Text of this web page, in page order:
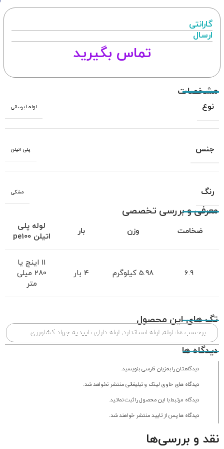
گارانتی
ارسال
تماس بگیرید
مشخصات
نوع لوله آبرسانی
جنس پلی اتیلن
رنگ مشکی
معرفی و بررسی تخصصی
ضخامت وزن بار
لوله پلی
اتیلنpe100
6.9 5.98 کیلوگرم 4 بار
11 اینچ یا
280 میلی
متر
تگ های این محصول
برچسب ها: لوله, لوله استاندارد, لوله دارای تاییدیه جهاد کشاورزی
دیدگاه ها
دیدگاهتان را به زبان فارسی بنویسید.
دیدگاه های حاوی لینک و تبلیغاتی منتشر نخواهد شد.
دیدگاه مرتبط با این محصول را ثبت نمائید.
دیدگاه ها پس از تایید منتشر خواهند شد.
نقد و بررسی‌ها